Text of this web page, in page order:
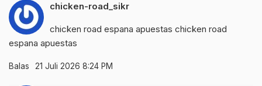
chicken-road_sikr
chicken road espana apuestas chicken road
espana apuestas
Balas 21 Juli 2026 8:24 PM